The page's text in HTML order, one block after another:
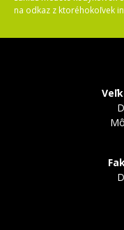
na odkaz z ktoréhokoľvek